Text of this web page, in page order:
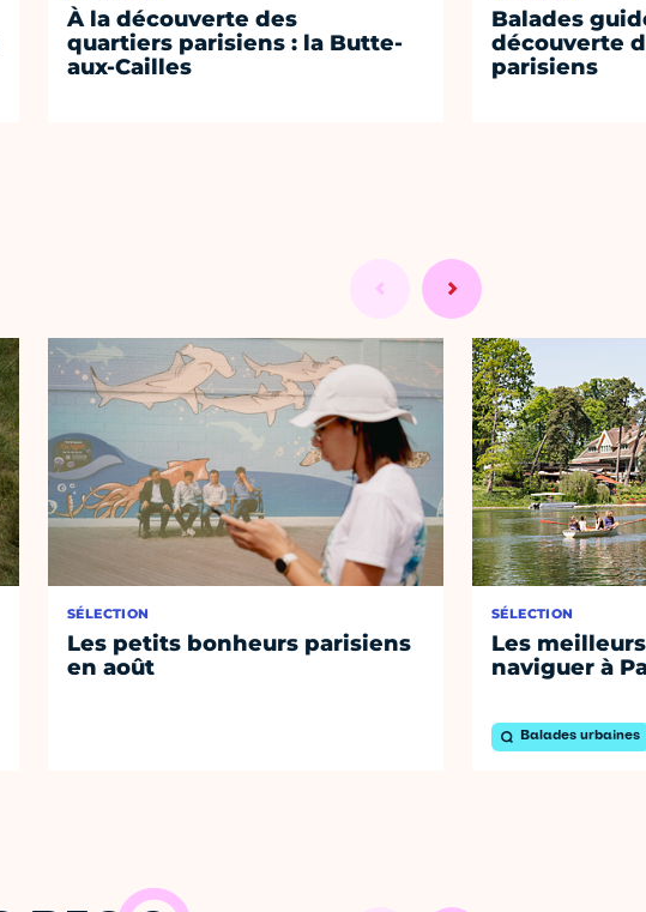
À la découverte des
quartiers parisiens : la Butte-
aux-Cailles
Balades
découverte
parisiens
SÉLECTION
Les petits bonheurs parisiens
en août
SÉLECTION
Les
naviguer à
Balades urbaines